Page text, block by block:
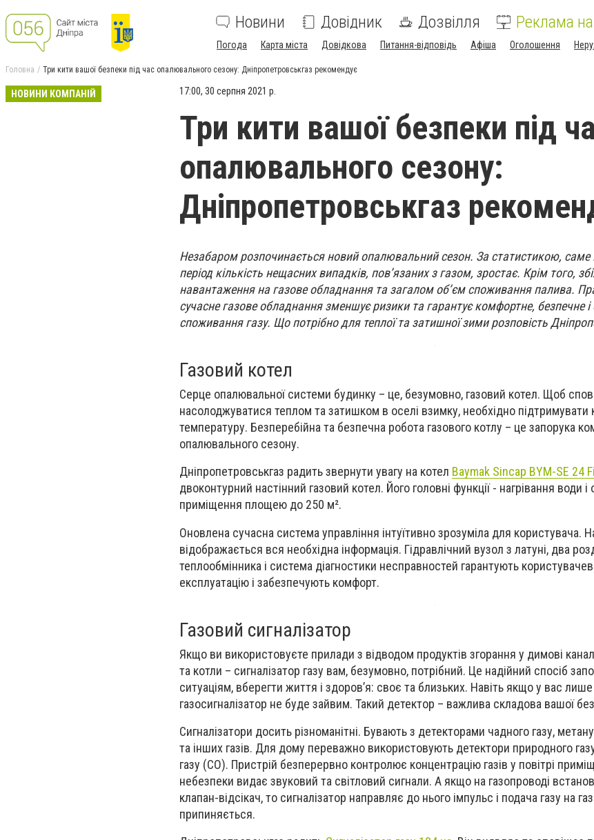
Новини Довідник Дозвілля Реклама на
Погода Карта міста Довідкова Питання-відповідь Афіша Оголошення
Головна Три кити вашої безпеки під час опалювального сезону: Дніпропетровськгаз рекомендує
НОВИНИ КОМПАНІЙ 17:00, 30 серпня 2021 р.
Три кити вашої безпеки під
опалювального сезону:
Дніпропетровськгаз
Незабаром розпочинається новий опалювальний сезон. За статистикою, саме
період кількість нещасних випадків, пов’язаних з газом, зростає. Крім того,
навантаження на газове обладнання та загалом об’єм споживання палива.
сучасне газове обладнання зменшує ризики та гарантує комфортне, безпечне і
споживання газу. Що потрібно для теплої та затишної зими розповість
Газовий котел
Серце опалювальної системи будинку – це, безумовно, газовий котел. Щоб
насолоджуватися теплом та затишком в оселі взимку, необхідно підтримувати
температуру. Безперебійна та безпечна робота газового котлу – це запорука
опалювального сезону.
Дніпропетровськгаз радить звернути увагу на котел Baymak Sincap BYM-SE 24 Fi
двоконтурний настінний газовий котел. Його головні функції - нагрівання води і
приміщення площею до 250 м².
Оновлена сучасна система управління інтуїтивно зрозуміла для користувача.
відображається вся необхідна інформація. Гідравлічний вузол з латуні, два
теплообмінника і система діагностики несправностей гарантують
експлуатацію і забезпечують комфорт.
Газовий сигналізатор
Якщо ви використовуєте прилади з відводом продуктів згорання у димові
та котли – сигналізатор газу вам, безумовно, потрібний. Це надійний спосіб
ситуаціям, вберегти життя і здоров’я: своє та близьких. Навіть якщо у вас
газосигналізатор не буде зайвим. Такий детектор – важлива складова вашої
Сигналізатори досить різноманітні. Бувають з детекторами чадного газу,
та інших газів. Для дому переважно використовують детектори природного
газу (CO). Пристрій безперервно контролює концентрацію газів у повітрі
небезпеки видає звуковий та світловий сигнали. А якщо на газопроводі
клапан-відсікач, то сигналізатор направляє до нього імпульс і подача газу на
припиняється.